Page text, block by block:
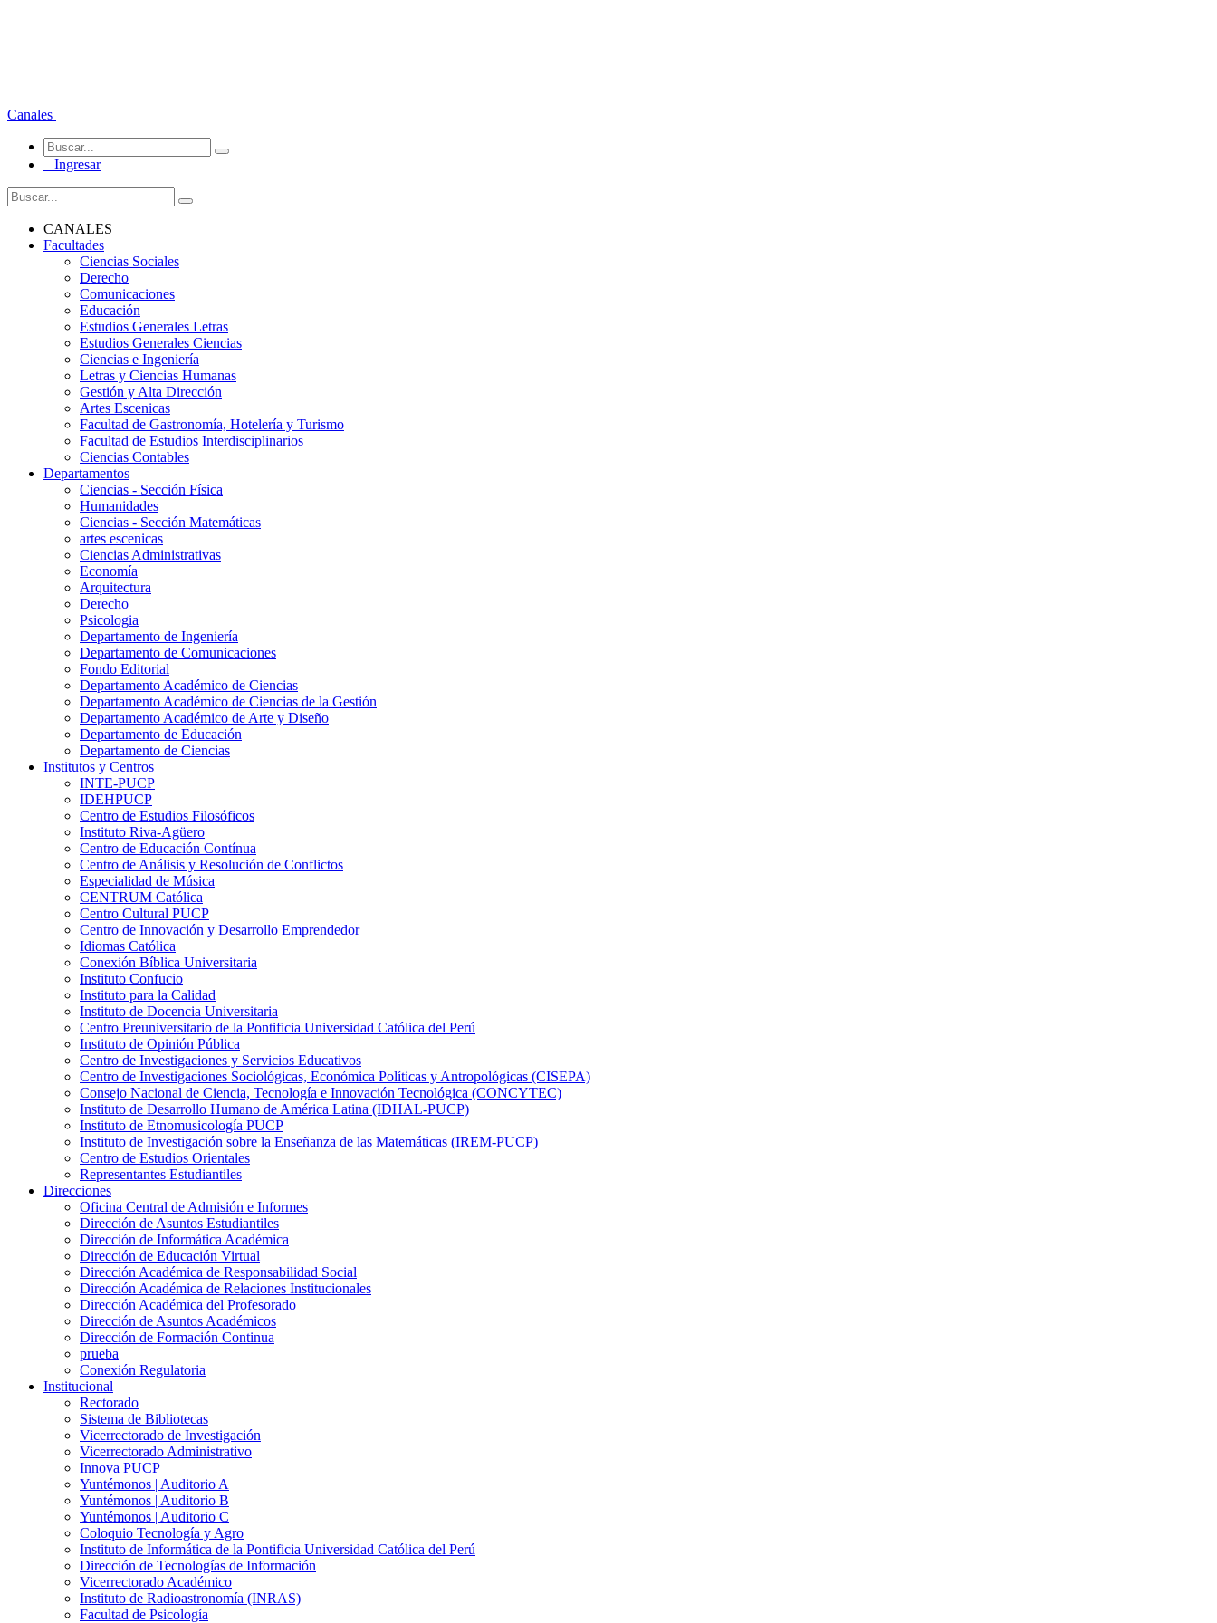
Canales
Ingresar
CANALES
Facultades
Ciencias Sociales
Derecho
Comunicaciones
Educación
Estudios Generales Letras
Estudios Generales Ciencias
Ciencias e Ingeniería
Letras y Ciencias Humanas
Gestión y Alta Dirección
Artes Escenicas
Facultad de Gastronomía, Hotelería y Turismo
Facultad de Estudios Interdisciplinarios
Ciencias Contables
Departamentos
Ciencias - Sección Física
Humanidades
Ciencias - Sección Matemáticas
artes escenicas
Ciencias Administrativas
Economía
Arquitectura
Derecho
Psicologia
Departamento de Ingeniería
Departamento de Comunicaciones
Fondo Editorial
Departamento Académico de Ciencias
Departamento Académico de Ciencias de la Gestión
Departamento Académico de Arte y Diseño
Departamento de Educación
Departamento de Ciencias
Institutos y Centros
INTE-PUCP
IDEHPUCP
Centro de Estudios Filosóficos
Instituto Riva-Agüero
Centro de Educación Contínua
Centro de Análisis y Resolución de Conflictos
Especialidad de Música
CENTRUM Católica
Centro Cultural PUCP
Centro de Innovación y Desarrollo Emprendedor
Idiomas Católica
Conexión Bíblica Universitaria
Instituto Confucio
Instituto para la Calidad
Instituto de Docencia Universitaria
Centro Preuniversitario de la Pontificia Universidad Católica del Perú
Instituto de Opinión Pública
Centro de Investigaciones y Servicios Educativos
Centro de Investigaciones Sociológicas, Económica Políticas y Antropológicas (CISEPA)
Consejo Nacional de Ciencia, Tecnología e Innovación Tecnológica (CONCYTEC)
Instituto de Desarrollo Humano de América Latina (IDHAL-PUCP)
Instituto de Etnomusicología PUCP
Instituto de Investigación sobre la Enseñanza de las Matemáticas (IREM-PUCP)
Centro de Estudios Orientales
Representantes Estudiantiles
Direcciones
Oficina Central de Admisión e Informes
Dirección de Asuntos Estudiantiles
Dirección de Informática Académica
Dirección de Educación Virtual
Dirección Académica de Responsabilidad Social
Dirección Académica de Relaciones Institucionales
Dirección Académica del Profesorado
Dirección de Asuntos Académicos
Dirección de Formación Continua
prueba
Conexión Regulatoria
Institucional
Rectorado
Sistema de Bibliotecas
Vicerrectorado de Investigación
Vicerrectorado Administrativo
Innova PUCP
Yuntémonos | Auditorio A
Yuntémonos | Auditorio B
Yuntémonos | Auditorio C
Coloquio Tecnología y Agro
Instituto de Informática de la Pontificia Universidad Católica del Perú
Dirección de Tecnologías de Información
Vicerrectorado Académico
Instituto de Radioastronomía (INRAS)
Facultad de Psicología